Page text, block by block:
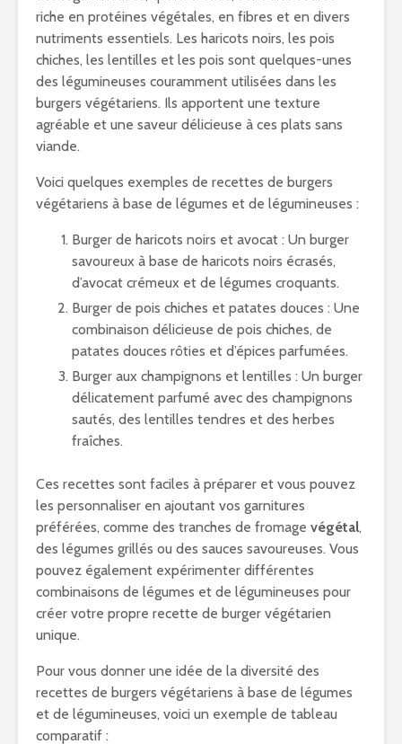
riche en protéines végétales, en fibres et en divers
nutriments essentiels. Les haricots noirs, les pois
chiches, les lentilles et les pois sont quelques-unes
des légumineuses couramment utilisées dans les
burgers végétariens. Ils apportent une texture
agréable et une saveur délicieuse à ces plats sans
viande.
Voici quelques exemples de recettes de burgers
végétariens à base de légumes et de légumineuses :
Burger de haricots noirs et avocat : Un burger
savoureux à base de haricots noirs écrasés,
d’avocat crémeux et de légumes croquants.
Burger de pois chiches et patates douces : Une
combinaison délicieuse de pois chiches, de
patates douces rôties et d’épices parfumées.
Burger aux champignons et lentilles : Un burger
délicatement parfumé avec des champignons
sautés, des lentilles tendres et des herbes
fraîches.
Ces recettes sont faciles à préparer et vous pouvez
les personnaliser en ajoutant vos garnitures
préférées, comme des tranches de fromage végétal,
des légumes grillés ou des sauces savoureuses. Vous
pouvez également expérimenter différentes
combinaisons de légumes et de légumineuses pour
créer votre propre recette de burger végétarien
unique.
Pour vous donner une idée de la diversité des
recettes de burgers végétariens à base de légumes
et de légumineuses, voici un exemple de tableau
comparatif :